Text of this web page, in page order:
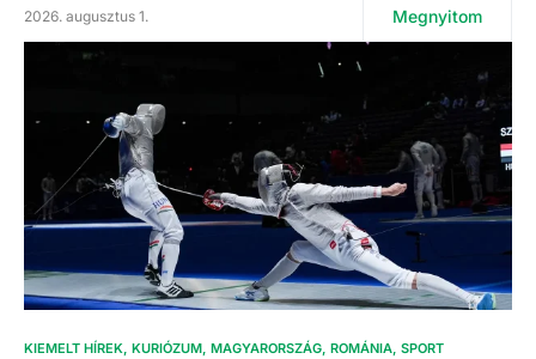
2026. augusztus 1. Megnyitom
KIEMELT HÍREK KURIÓZUM MAGYARORSZÁG ROMÁNIA SPORT